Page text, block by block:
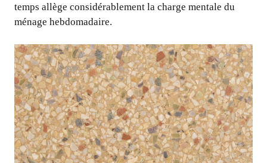
temps allège considérablement la charge mentale du
ménage hebdomadaire.